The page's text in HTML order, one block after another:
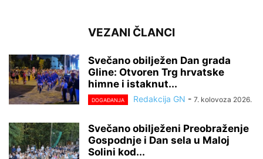
VEZANI ČLANCI
Svečano obilježen Dan grada
Gline: Otvoren Trg hrvatske
himne i istaknut...
DOGAĐANJA Redakcija GN - 7. kolovoza 2026.
Svečano obilježeni Preobraženje
Gospodnje i Dan sela u Maloj
Solini kod...